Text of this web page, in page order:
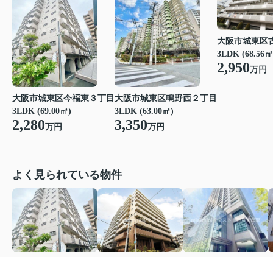
大阪市城東区今福東３丁目
3LDK (69.00㎡)
2,280万円
大阪市城東区鴫野西２丁目
3LDK (63.00㎡)
3,350万円
大阪市城東区
3LDK (68.56
2,950万円
よく見られている物件